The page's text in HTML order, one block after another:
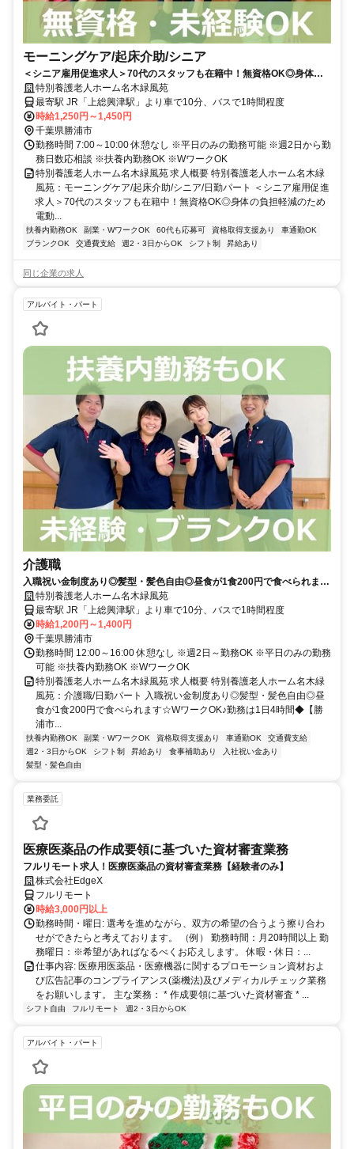
モーニングケア/起床介助/シニア
＜シニア雇用促進求人＞70代のスタッフも在籍中！無資格OK◎身体の
負担軽減のため電動ベッド導入で身体の負担少なめ♪【勝浦市、上総興津
駅、特養、モーニングケア/食事配膳（シニア）、日勤パート】
特別養護老人ホーム名木緑風苑
最寄駅 JR「上総興津駅」より車で10分、バスで1時間程度
時給1,250円～1,450円
千葉県勝浦市
勤務時間 7:00～10:00 休憩なし ※平日のみの勤務可能 ※週2日から勤
務日数応相談 ※扶養内勤務OK ※WワークOK
特別養護老人ホーム名木緑風苑 求人概要 特別養護老人ホーム名木緑
風苑：モーニングケア/起床介助/シニア/日勤パート ＜シニア雇用促進
求人＞70代のスタッフも在籍中！無資格OK◎身体の負担軽減のため
電動...
扶養内勤務OK 副業・WワークOK 60代も応募可 資格取得支援あり
車通勤OK
ブランクOK
交通費支給 週2・3日からOK シフト制 昇給あり
同じ企業の求人
アルバイト・パート
介護職
入職祝い金制度あり◎髪型・髪色自由◎昼食が1食200円で食べられます
☆WワークOK♪勤務は1日4時間◆【勝浦市、特養、介護職員、日勤パー
ト】
特別養護老人ホーム名木緑風苑
最寄駅 JR「上総興津駅」より車で10分、バスで1時間程度
時給1,200円～1,400円
千葉県勝浦市
勤務時間 12:00～16:00 休憩なし ※週2日～勤務OK ※平日のみの勤務
可能 ※扶養内勤務OK ※WワークOK
特別養護老人ホーム名木緑風苑 求人概要 特別養護老人ホーム名木緑
風苑：介護職/日勤パート 入職祝い金制度あり◎髪型・髪色自由◎昼
食が1食200円で食べられます☆WワークOK♪勤務は1日4時間◆【勝
浦市...
扶養内勤務OK 副業・WワークOK 資格取得支援あり 車通勤OK
交通費支給
週2・3日からOK
シフト制 昇給あり 食事補助あり
入社祝い金あり
髪型・髪色自由
業務委託
医療医薬品の作成要領に基づいた資材審査業務
フルリモート求人！医療医薬品の資材審査業務【経験者のみ】
株式会社EdgeX
フルリモート
時給3,000円以上
勤務時間・曜日: 選考を進めながら、双方の希望の合うよう擦り合わ
せができたらと考えております。 （例） 勤務時間：月20時間以上 勤
務曜日：※希望があればなるべくお応えします。 休暇・休日：...
仕事内容: 医療用医薬品・医療機器に関するプロモーション資材およ
び広告記事のコンプライアンス(薬機法)及びメディカルチェック業務
をお願いします。 主な業務： * 作成要領に基づいた資材審査 * ...
シフト自由 フルリモート 週2・3日からOK
アルバイト・パート